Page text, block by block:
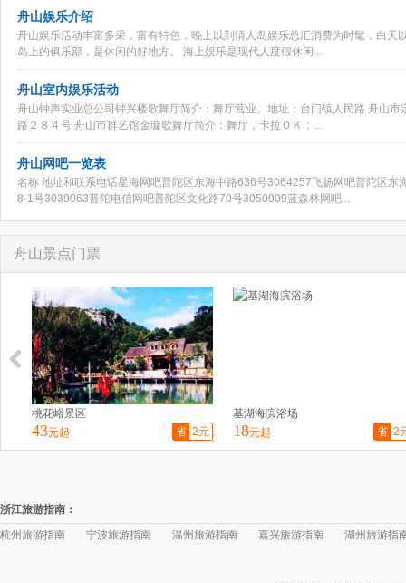
舟山娱乐介绍
舟山娱乐活动丰富多采，富有特色，晚上以到情人岛娱乐总汇消费为时髦，白天
岛上的俱乐部，是休闲的好地方。 海上娱乐是现代人度假休闲...
舟山室内娱乐活动
舟山钟声实业总公司钟兴楼歌舞厅简介：舞厅营业。地址：台门镇人民路 舟山
路２８４号 舟山市群艺馆金璇歌舞厅简介：舞厅，卡拉ＯＫ；...
舟山网吧一览表
名称 地址和联系电话星海网吧普陀区东海中路636号3064257飞扬网吧普陀区
8-1号3039063普陀电信网吧普陀区文化路70号3050909蓝森林网吧...
舟山景点门票
桃花峪景区
43元起 省 2元
基湖海滨浴场
18元起 省 2
浙江旅游指南：
杭州旅游指南
宁波旅游指南 温州旅游指南 嘉兴旅游指南 湖州旅游指